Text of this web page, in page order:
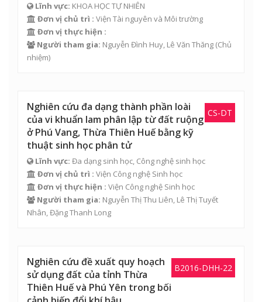
Lĩnh vực: KHOA HỌC TỰ NHIÊN
Đơn vị chủ trì : Viện Tài nguyên và Môi trường
Đơn vị thực hiện :
Người tham gia: Nguyễn Đình Huy, Lê Văn Thăng (Chủ
nhiệm)
CS-DT
Nghiên cứu đa dạng thành phần loài
của vi khuẩn lam phân lập từ đất ruộng
ở Phú Vang, Thừa Thiên Huế bằng kỹ
thuật sinh học phân tử
Lĩnh vực: Đa dạng sinh học, Công nghệ sinh học
Đơn vị chủ trì : Viện Công nghệ Sinh học
Đơn vị thực hiện : Viện Công nghệ Sinh học
Người tham gia: Nguyễn Thị Thu Liên, Lê Thị Tuyết
Nhân,Đặng Thanh Long
B2016-DHH-22
Nghiên cứu đề xuất quy hoạch
sử dụng đất của tỉnh Thừa
Thiên Huế và Phú Yên trong bối